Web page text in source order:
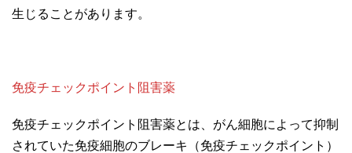
生じることがあります。
免疫チェックポイント阻害薬
免疫チェックポイント阻害薬とは、がん細胞によって抑制
されていた免疫細胞のブレーキ（免疫チェックポイント）